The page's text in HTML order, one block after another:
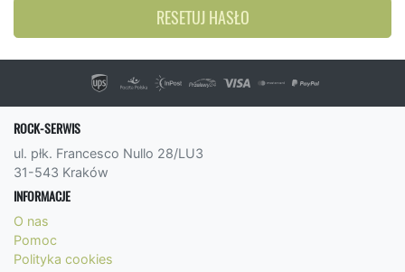
RESETUJ HASŁO
ROCK-SERWIS
ul. płk. Francesco Nullo 28/LU3
31-543 Kraków
INFORMACJE
O nas
Pomoc
Polityka cookies